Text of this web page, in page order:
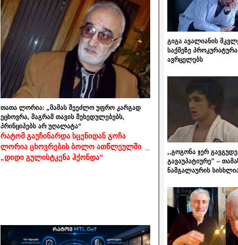
თათა ლორია: „მამას შეეძლო უფრო კარგად
ეცხოვრა, მაგრამ თავის შეხედულებებს,
პრინციპებს არ უღალატა“
რატომ გაუჩინარდა სცენიდან გოჩა
ლორია ცხოვრების ბოლო ათწლეულში _
„დიდი გულისტკენა ჰქონდა“
გიგა ავალიანის
საქმეზე
ავრცელებს
,,გოგონა ჯერ
გავაუპატიურე” –
ნამგალაურის